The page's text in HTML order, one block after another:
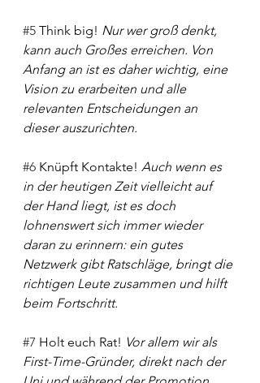
#5 Think big! Nur wer groß denkt,
kann auch Großes erreichen. Von
Anfang an ist es daher wichtig, eine
Vision zu erarbeiten und alle
relevanten Entscheidungen an
dieser auszurichten.
#6 Knüpft Kontakte! Auch wenn es
in der heutigen Zeit vielleicht auf
der Hand liegt, ist es doch
lohnenswert sich immer wieder
daran zu erinnern: ein gutes
Netzwerk gibt Ratschläge, bringt die
richtigen Leute zusammen und hilft
beim Fortschritt.
#7 Holt euch Rat! Vor allem wir als
First-Time-Gründer, direkt nach der